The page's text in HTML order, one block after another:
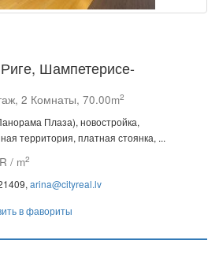
Шампетерисе-
2 Комнаты, 70.00m2
Плаза), новостройка,
территория, платная стоянка, ...
/ m2
arina@cityreal.lv
в фавориты